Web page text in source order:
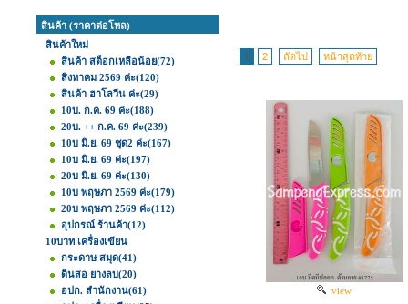
สินค้า (ราคาต่อโหล)
สินค้าใหม่
สินค้า สต็อกเหลือน้อย(72)
สิงหาคม 2569 ค่ะ(120)
สินค้า ฮาโลวีน ค่ะ(29)
10บ. ก.ค. 69 ค่ะ(188)
20บ. ++ ก.ค. 69 ค่ะ(239)
10บ มิ.ย. 69 ชุด2 ค่ะ(167)
10บ มิ.ย. 69 ค่ะ(197)
20บ มิ.ย. 69 ค่ะ(130)
10บ พฤษภา 2569 ค่ะ(179)
20บ พฤษภา 2569 ค่ะ(112)
อุปกรณ์ ร้านค้า(12)
10บาท เครื่องเขียน
กระดาษ สมุด(41)
ดินสอ ยางลบ(20)
อปก. สำนักงาน(61)
1 2 ถัดไป หน้าสุดท้าย
view